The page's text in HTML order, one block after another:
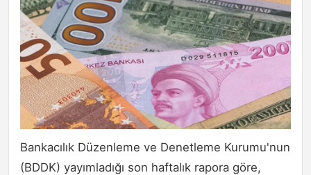
Bankacılık Düzenleme ve Denetleme Kurumu'nun
(BDDK) yayımladığı son haftalık rapora göre,